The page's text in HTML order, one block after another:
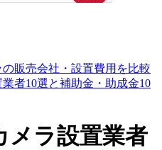
販売会社・設置費用を比較
者10選と補助金・助成金10
メラ設置業者